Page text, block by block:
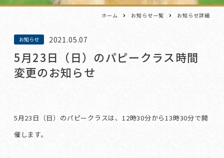
ホーム お知らせ一覧 お知らせ詳細
お知らせ 2021.05.07
5月23日（日）のパピークラス時間
変更のお知らせ
5月23日（日）のパピークラスは、12時30分から13時30分で開
催します。